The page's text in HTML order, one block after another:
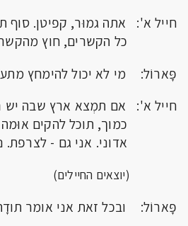
חייל א': אתה גמוּר, קפיטן. סוף
כל הקשרים, חוץ
פָּארוֹל: מי לא יכול להימחץ
חייל א': אם תמְצא ארץ שבה יש
כמוך, תוכל להקים
אדוני. אני גם -
(יוצאים החיילים)
פָּארוֹל: ובכל זאת אני אומר